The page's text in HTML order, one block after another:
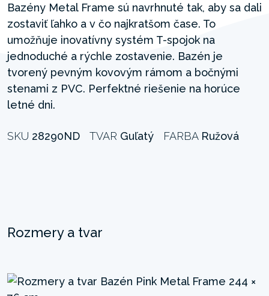
Bazény Metal Frame sú navrhnuté tak, aby sa dali
zostaviť ľahko a v čo najkratšom čase. To
umožňuje inovatívny systém T-spojok na
jednoduché a rýchle zostavenie. Bazén je
tvorený pevným kovovým rámom a bočnými
stenami z PVC. Perfektné riešenie na horúce
letné dni.
SKU 28290ND TVAR Guľatý FARBA Ružová
Rozmery a tvar